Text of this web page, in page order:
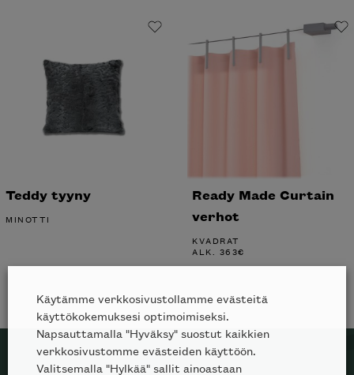
Teddy tyyny
MINOTTI
Ready Made Curtain
verhot
KVADRAT
ALK. 363€
Käytämme verkkosivustollamme evästeitä
käyttökokemuksesi optimoimiseksi.
Napsauttamalla "Hyväksy" suostut kaikkien
verkkosivustomme evästeiden käyttöön.
Valitsemalla "Hylkää" sallit ainoastaan